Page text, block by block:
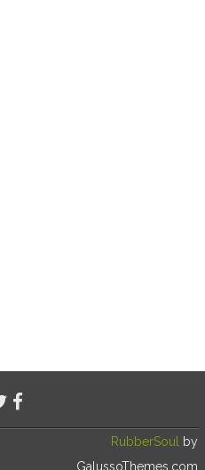
RubberSoul
by
GalussoThemes.com